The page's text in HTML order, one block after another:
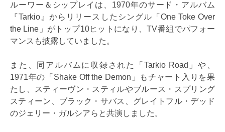
ルーワー＆シップレイは、1970年のサード・アルバム
『Tarkio』からリリースしたシングル「One Toke Over
the Line」がトップ10ヒットになり、TV番組でパフォー
マンスも披露していました。
また、同アルバムに収録された「Tarkio Road」や、
1971年の「Shake Off the Demon」もチャート入りを果
たし、スティーヴン・スティルやブルース・スプリング
スティーン、ブラック・サバス、グレイトフル・デッド
のジェリー・ガルシアらと共演しました。